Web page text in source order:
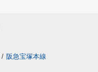
/ 阪急宝塚本線